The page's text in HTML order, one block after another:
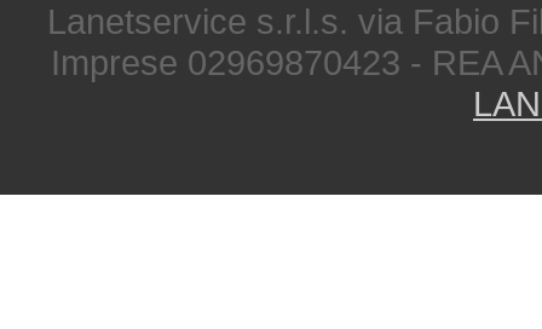
Lanetservice s.r.l.s. via Fabio
Imprese 02969870423 - REA